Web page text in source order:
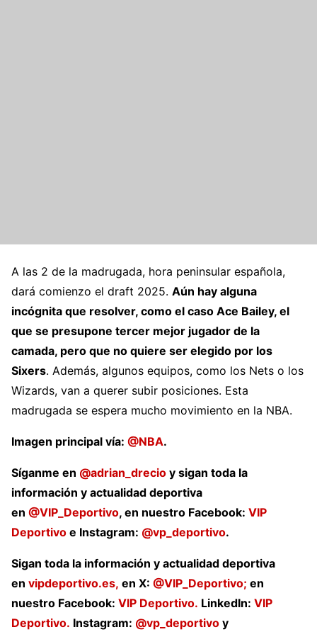
A las 2 de la madrugada, hora peninsular española,
dará comienzo el draft 2025. Aún hay alguna
incógnita que resolver, como el caso Ace Bailey, el
que se presupone tercer mejor jugador de la
camada, pero que no quiere ser elegido por los
Sixers. Además, algunos equipos, como los Nets o los
Wizards, van a querer subir posiciones. Esta
madrugada se espera mucho movimiento en la NBA.
Imagen principal vía: @NBA.
Síganme en @adrian_drecio y sigan toda la
información y actualidad deportiva
en @VIP_Deportivo, en nuestro Facebook: VIP
Deportivo e Instagram: @vp_deportivo.
Sigan toda la información y actualidad deportiva
en vipdeportivo.es, en X: @VIP_Deportivo; en
nuestro Facebook: VIP Deportivo. LinkedIn: VIP
Deportivo. Instagram: @vp_deportivo y